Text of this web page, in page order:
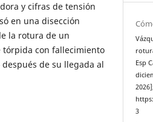
y cifras de tensión
en una disección
la rotura de un
tórpida con fallecimiento
de su llegada al
Esp
3